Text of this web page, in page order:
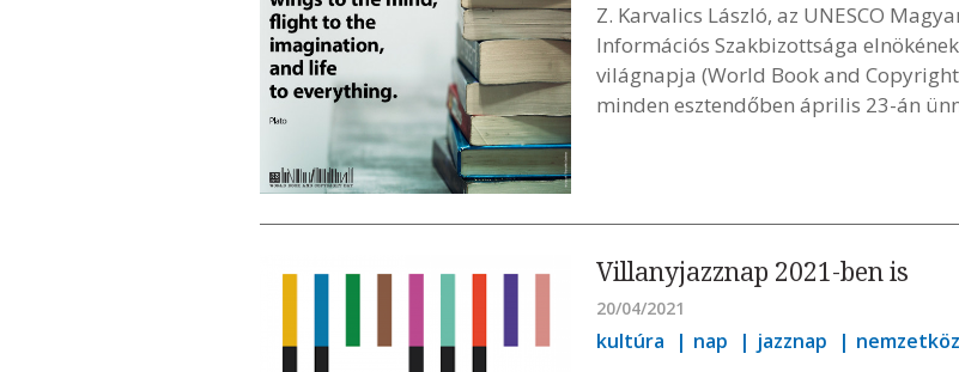
Z. Karvalics László, az UNESCO
Információs Szakbizottsága
világnapja (World Book and
minden esztendőben április 23-án
Villanyjazznap 2021-ben is
20/04/2021
kultúra nap jazznap